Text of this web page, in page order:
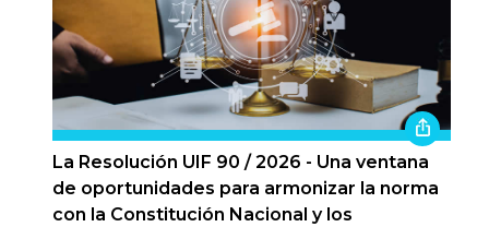
La Resolución UIF 90 / 2026 - Una ventana
de oportunidades para armonizar la norma
con la Constitución Nacional y los